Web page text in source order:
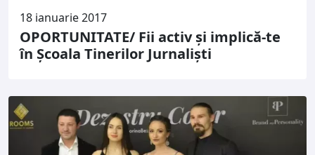
18 ianuarie 2017
OPORTUNITATE/ Fii activ şi implică-te
în Şcoala Tinerilor Jurnalişti